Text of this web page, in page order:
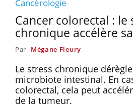
Cancérologie
Cancer colorectal : le
chronique accélère
Par Mégane Fleury
Le stress chronique
microbiote intestinal. En
colorectal, cela peut
de la tumeur.